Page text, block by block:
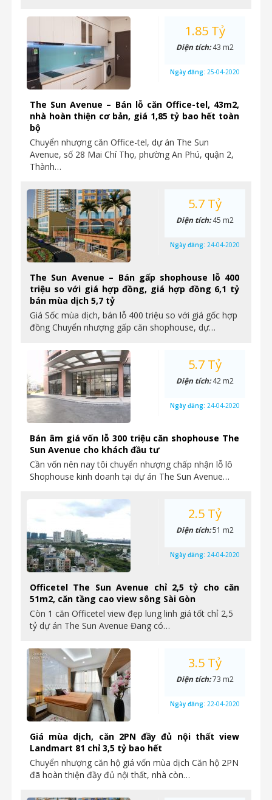
The Sun Avenue – Bán lỗ căn Office-tel, 43m2,
nhà hoàn thiện cơ bản, giá 1,85 tỷ bao hết toàn
bộ
Chuyển nhượng căn Office-tel, dự án The Sun
Avenue, số 28 Mai Chí Thọ, phường An Phú, quận 2,
Thành…
1.85 Tỷ
Diện tích:43 m2
Ngày đăng: 25-04-2020
The Sun Avenue – Bán gấp shophouse lỗ 400
triệu so với giá hợp đồng, giá hợp đồng 6,1 tỷ
bán mùa dịch 5,7 tỷ
Giá Sốc mùa dịch, bán lỗ 400 triệu so với giá gốc hợp
đồng Chuyển nhượng gấp căn shophouse, dự…
5.7 Tỷ
Diện tích:45 m2
Ngày đăng: 24-04-2020
Bán âm giá vốn lỗ 300 triệu căn shophouse The
Sun Avenue cho khách đầu tư
Cần vốn nên nay tôi chuyển nhượng chấp nhận lỗ lô
Shophouse kinh doanh tại dự án The Sun Avenue…
5.7 Tỷ
Diện tích:42 m2
Ngày đăng: 24-04-2020
Officetel The Sun Avenue chỉ 2,5 tỷ cho căn
51m2, căn tầng cao view sông Sài Gòn
Còn 1 căn Officetel view đẹp lung linh giá tốt chỉ 2,5
tỷ dự án The Sun Avenue Đang có…
2.5 Tỷ
Diện tích:51 m2
Ngày đăng: 24-04-2020
Giá mùa dịch, căn 2PN đầy đủ nội thất view
Landmart 81 chỉ 3,5 tỷ bao hết
Chuyển nhượng căn hộ giá vốn mùa dịch Căn hộ 2PN
đã hoàn thiện đầy đủ nội thất, nhà còn…
3.5 Tỷ
Diện tích:73 m2
Ngày đăng: 22-04-2020